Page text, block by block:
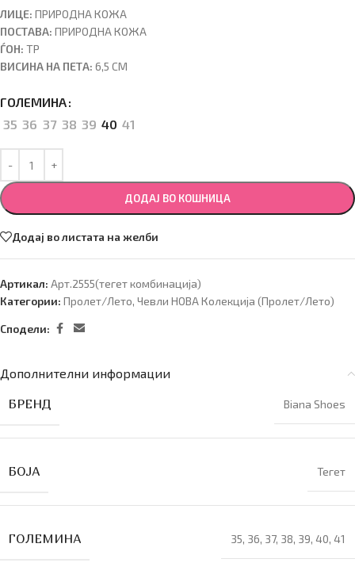
ЛИЦЕ: ПРИРОДНА КОЖА
ПОСТАВА: ПРИРОДНА КОЖА
ЃОН: ТР
ВИСИНА НА ПЕТА: 6,5 CM
ГОЛЕМИНА
35 36 37 38 39 40 41
ДОДАЈ ВО КОШНИЦА
Додај во листата на желби
Артикал: Арт.2555(тегет комбинација)
Категории: Пролет/Лето, Чевли НОВА Колекција (Пролет/Лето)
Сподели:
Дополнителни информации
БРЕНД Biana Shoes
БОЈА Тегет
ГОЛЕМИНА 35, 36, 37, 38, 39, 40, 41